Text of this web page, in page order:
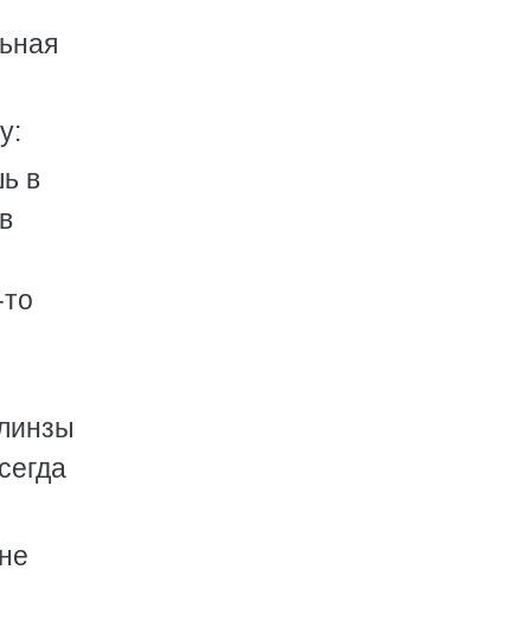
в